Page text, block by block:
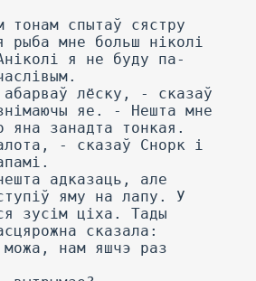
тонам спытаў сястру
рыба мне больш ніколі
я не буду па-
лёску, - сказаў
яе. - Нешта мне
яна занадта тонкая.
- сказаў Снорк і
адказаць, але
яму на лапу. У
зусім ціха. Тады
сказала:
нам яшчэ раз